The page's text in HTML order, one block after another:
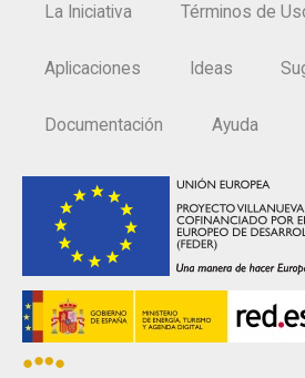
La Iniciativa Términos de
Aplicaciones Ideas
Documentación Ayuda